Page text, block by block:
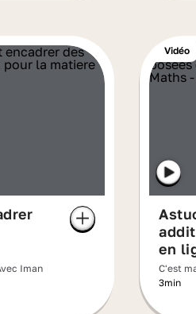
Iman
Vidéo
en
C'est
3min